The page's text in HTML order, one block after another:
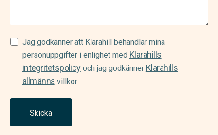
Samtycke
(Required)
Jag godkänner att Klarahill behandlar mina
personuppgifter i enlighet med Klarahills
integritetspolicyoch jag godkänner Klarahills
allmännavillkor
Skicka